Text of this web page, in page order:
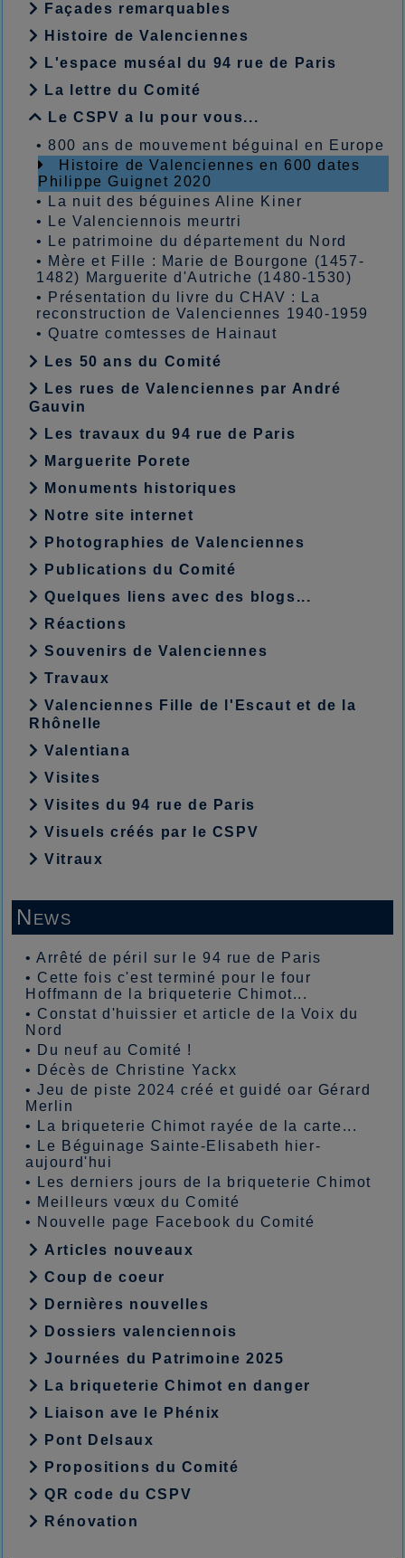
Façades remarquables
Histoire de Valenciennes
L'espace muséal du 94 rue de Paris
La lettre du Comité
Le CSPV a lu pour vous...
•800 ans de mouvement béguinal en Europe
Histoire de Valenciennes en 600 dates
Philippe Guignet 2020
•
La nuit des béguines Aline Kiner
•
Le Valenciennois meurtri
•
Le patrimoine du département du Nord
• Mère et Fille : Marie de Bourgone (1457-
1482) Marguerite d'Autriche (1480-1530)
•
Présentation du livre du CHAV : La
reconstruction de Valenciennes 1940-1959
•Quatre comtesses de Hainaut
Les 50 ans du Comité
Les rues de Valenciennes par André
Gauvin
Les travaux du 94 rue de Paris
Marguerite Porete
Monuments historiques
Notre site internet
Photographies de Valenciennes
Publications du Comité
Quelques liens avec des blogs...
Réactions
Souvenirs de Valenciennes
Travaux
Valenciennes Fille de l'Escaut et de la
Rhônelle
Valentiana
Visites
Visites du 94 rue de Paris
Visuels créés par le CSPV
Vitraux
News
•Arrêté de péril sur le 94 rue de Paris
• Cette fois c'est terminé pour le four
Hoffmann de la briqueterie Chimot...
• Constat d'huissier et article de la Voix du
Nord
•
Du neuf au Comité !
•
Décès de Christine Yackx
•Jeu de piste 2024 créé et guidé oar Gérard
Merlin
•
La briqueterie Chimot rayée de la carte...
•
Le Béguinage Sainte-Elisabeth hier-
aujourd'hui
•
Les derniers jours de la briqueterie Chimot
• Meilleurs vœux du Comité
• Nouvelle page Facebook du Comité
Articles nouveaux
Coup de coeur
Dernières nouvelles
Dossiers valenciennois
Journées du Patrimoine 2025
La briqueterie Chimot en danger
Liaison ave le Phénix
Pont Delsaux
Propositions du Comité
QR code du CSPV
Rénovation